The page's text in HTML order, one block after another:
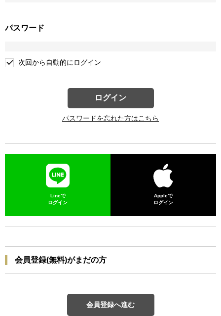
パスワード
次回から自動的にログイン
ログイン
パスワードを忘れた方はこちら
Lineで
ログイン
Appleで
ログイン
会員登録(無料)がまだの方
会員登録へ進む